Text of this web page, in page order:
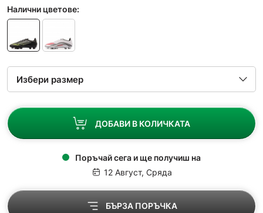
Налични цветове:
ДОБАВИ В КОЛИЧКАТА
Поръчай сега и ще получиш на
12 Август, Сряда
БЪРЗА ПОРЪЧКА